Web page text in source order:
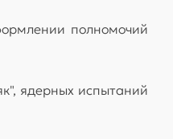
полномочий
ядерных испытаний